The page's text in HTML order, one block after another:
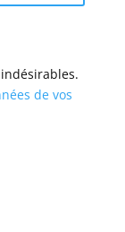
de vos